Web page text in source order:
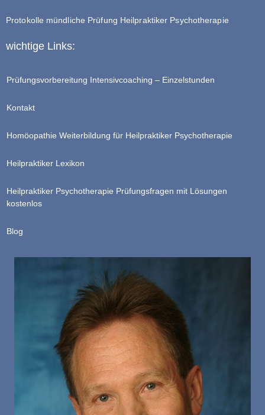
Protokolle mündliche Prüfung Heilpraktiker Psychotherapie
wichtige Links:
Prüfungsvorbereitung Intensivcoaching – Einzelstunden
Kontakt
Homöopathie Weiterbildung für Heilpraktiker Psychotherapie
Heilpraktiker Lexikon
Heilpraktiker Psychotherapie Prüfungsfragen mit Lösungen
kostenlos
Blog